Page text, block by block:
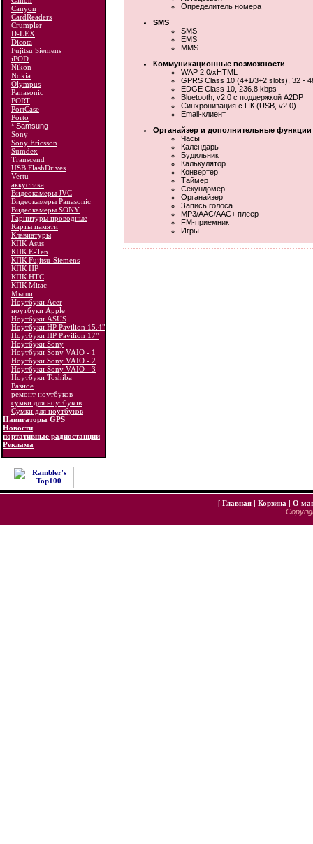
Canyon
CardReaders
Crumpler
D-LEX
Dicota
Fujitsu Siemens
iPOD
Nikon
Nokia
Olympus
Panasonic
PORT
PortCase
Porto
* Samsung
Sony
Sony Ericsson
Sumdex
Transcend
USB FlashDrives
Vertu
аккустика
Видеокамеры JVC
Видеокамеры Panasonic
Видеокамеры SONY
Гарнитуры проводные
Карты памяти
Клавиатуры
КПК Asus
КПК E-Ten
КПК Fujitsu-Siemens
КПК HP
КПК HTC
КПК Mitac
Мыши
Ноутбуки Acer
ноутбуки Apple
Ноутбуки ASUS
Ноутбуки HP Pavilion 15.4"
Ноутбуки HP Pavilion 17"
Ноутбуки Sony
Ноутбуки Sony VAIO - 1
Ноутбуки Sony VAIO - 2
Ноутбуки Sony VAIO - 3
Ноутбуки Toshiba
Разное
ремонт ноутбуков
сумки для ноутбуков
Сумки для ноутбуков
Навигаторы GPS
Новости
портативные радиостанции
Реклама
Определитель номера
SMS
SMS
EMS
MMS
Коммуникационные возможности
WAP 2.0/xHTML
GPRS Class 10 (4+1/3+2 slots), 32 -
EDGE Class 10, 236.8 kbps
Bluetooth, v2.0 с поддержкой A2DP
Синхронизация с ПК (USB, v2.0)
Email-клиент
Органайзер и дополнительные функции
Часы
Календарь
Будильник
Калькулятор
Конвертер
Таймер
Секундомер
Органайзер
Запись голоса
MP3/AAC/AAC+ плеер
FM-приемник
Игры
[ Главная| Корзина | О